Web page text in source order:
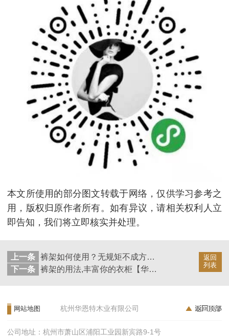
本文所使用的部分图文转载于网络，仅供学习参考之
用，版权归原作者所有。如有异议，请相关权利人立
即告知，我们将立即核实并处理。
返回
列表
上一条
裤架如何使用？无规矩不成方圆【华恩衣架】
下一条
裤架的用法,丰富你的衣柜【华恩衣架】
网站地图 杭州华恩特木业有限公司
公司地址：杭州市萧山区浦阳工业园新宾路9-1号